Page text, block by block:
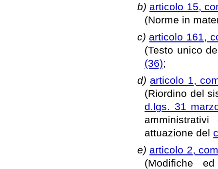
b) articolo 15,
(Norme in
c) articolo 161,
(Testo unico
(36);
d) articolo 1,
(Riordino del
d.lgs. 31
attuazione del
e) articolo 2,
(Modifiche